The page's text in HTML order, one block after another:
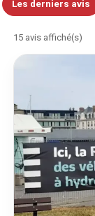
Les derniers avis
15avis affiché(s)